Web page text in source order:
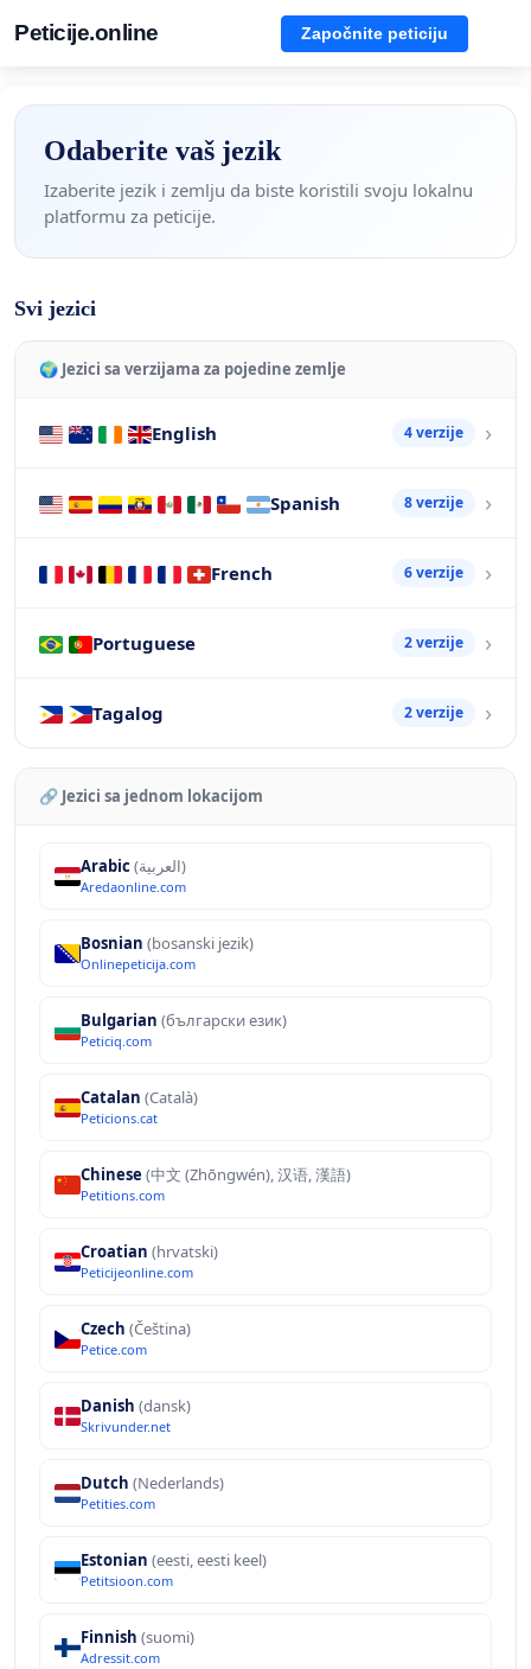
Peticije.online Započnite peticiju
Odaberite vaš jezik
Izaberite jezik i zemlju da biste koristili svoju lokalnu
platformu za peticije.
Svi jezici
🌍 Jezici sa verzijama za pojedine zemlje
English 4 verzije
Spanish 8 verzije
French 6 verzije
Portuguese 2 verzije
Tagalog 2 verzije
🔗 Jezici sa jednom lokacijom
Arabic (العربية)
Aredaonline.com
Bosnian (bosanski jezik)
Onlinepeticija.com
Bulgarian (български език)
Peticiq.com
Catalan (Català)
Peticions.cat
Chinese (中文 (Zhōngwén), 汉语, 漢語)
Petitions.com
Croatian (hrvatski)
Peticijeonline.com
Czech (Čeština)
Petice.com
Danish (dansk)
Skrivunder.net
Dutch (Nederlands)
Petities.com
Estonian (eesti, eesti keel)
Petitsioon.com
Finnish (suomi)
Adressit.com